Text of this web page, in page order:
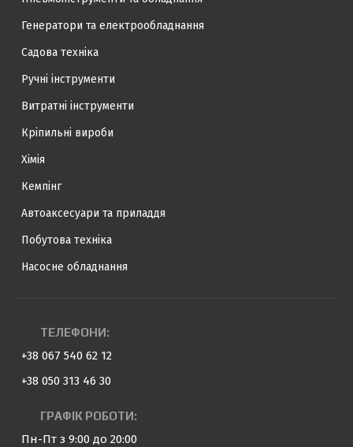
Генератори та електрообладнання
Садова техніка
Ручні інструменти
Витратні інструменти
Кріпильні вироби
Хімія
Кемпінг
Автоаксесуари та приладдя
Побутова техніка
Насосне обладнання
ТЕЛЕФОНИ:
+38 067 540 62 12
+38 050 313 46 30
ГРАФІК РОБОТИ:
Пн-Пт з 9:00 до 20:00